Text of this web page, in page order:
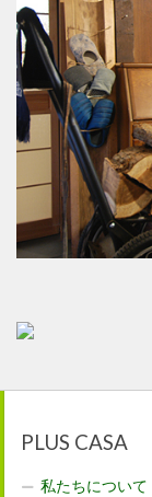
PLUS CASA
私たちについて